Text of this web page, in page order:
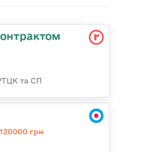
та СП
грн